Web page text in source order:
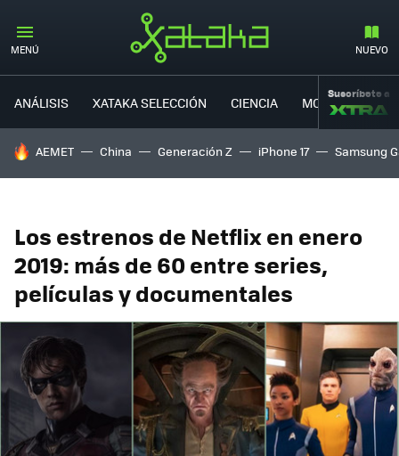
MENÚ NUEVO
ANÁLISIS XATAKA SELECCIÓN CIENCIA MOVILIDAD
Suscríbete a
HOY SE HABLA DE
AEMET China Generación Z iPhone 17 Samsung
Los estrenos de Netflix en enero
2019: más de 60 entre series,
películas y documentales